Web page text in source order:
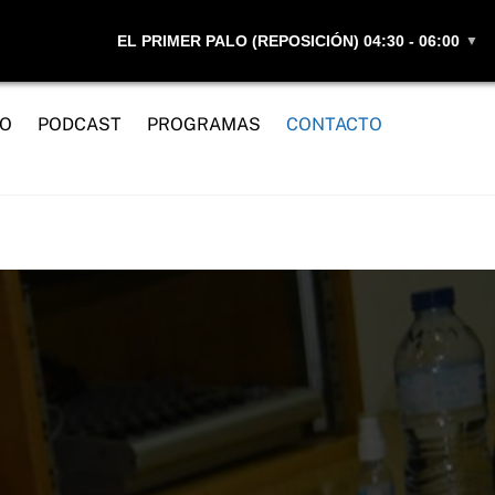
EL PRIMER PALO (REPOSICIÓN) 04:30 - 06:00 ▼
PODCAST PROGRAMAS CONTACTO